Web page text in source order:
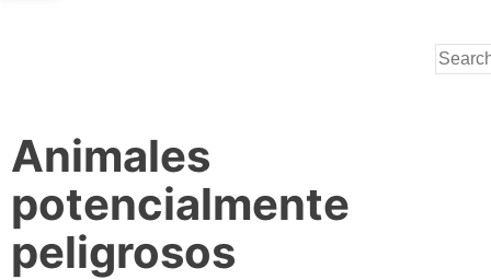
Animales
potencialmente
peligrosos